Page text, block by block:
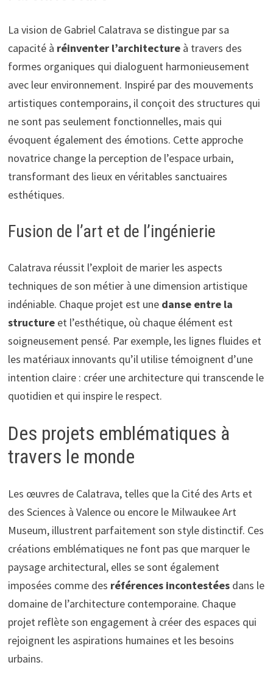
La vision de Gabriel Calatrava se distingue par sa
capacité à réinventer l’architectureà travers des
formes organiques qui dialoguent harmonieusement
avec leur environnement. Inspiré par des mouvements
artistiques contemporains, il conçoit des structures qui
ne sont pas seulement fonctionnelles, mais qui
évoquent également des émotions. Cette approche
novatrice change la perception de l’espace urbain,
transformant des lieux en véritables sanctuaires
esthétiques.
Fusion de l’art et de l’ingénierie
Calatrava réussit l’exploit de marier les aspects
techniques de son métier à une dimension artistique
indéniable. Chaque projet est une danse entre la
structureet l’esthétique, où chaque élément est
soigneusement pensé. Par exemple, les lignes fluides et
les matériaux innovants qu’il utilise témoignent d’une
intention claire : créer une architecture qui transcende le
quotidien et qui inspire le respect.
Des projets emblématiques à
travers le monde
Les œuvres de Calatrava, telles que la Cité des Arts et
des Sciences à Valence ou encore le Milwaukee Art
Museum, illustrent parfaitement son style distinctif. Ces
créations emblématiques ne font pas que marquer le
paysage architectural, elles se sont également
imposées comme des références incontestéesdans le
domaine de l’architecture contemporaine. Chaque
projet reflète son engagement à créer des espaces qui
rejoignent les aspirations humaines et les besoins
urbains.